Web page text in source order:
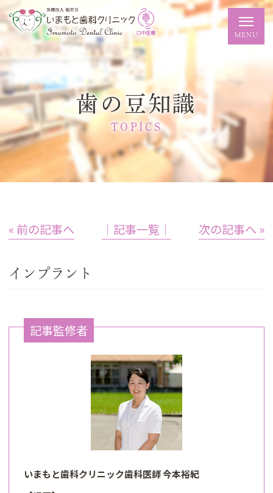
歯の豆知識
TOPICS
« 前の記事へ │記事一覧│ 次の記事へ »
インプラント
記事監修者
いまもと歯科クリニック歯科医師 今本裕紀